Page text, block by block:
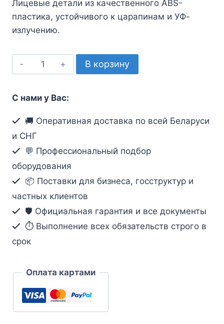
Лицевые детали из качественного ABS-
пластика, устойчивого к царапинам и УФ-
излучению.
Количество
товара
для
монт.
Цвет
Белый
В корзину
С нами у Вас:
🚚 Оперативная доставка по всей Беларуси
и СНГ
💬 Профессиональный подбор
оборудования
📦 Поставки для бизнеса, госструктур и
частных клиентов
🛡️ Официальная гарантия и все документы
⏱ Выполнение всех обязательств строго в
срок
Оплата картами